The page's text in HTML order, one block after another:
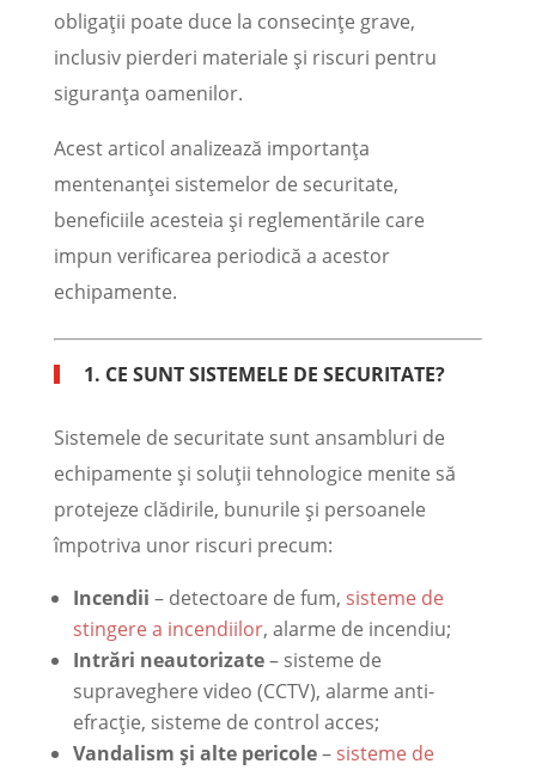
obligații poate duce la consecințe grave,
inclusiv pierderi materiale și riscuri pentru
siguranța oamenilor.
Acest articol analizează importanța
mentenanței sistemelor de securitate,
beneficiile acesteia și reglementările care
impun verificarea periodică a acestor
echipamente.
1. CE SUNT SISTEMELE DE SECURITATE?
Sistemele de securitate sunt ansambluri de
echipamente și soluții tehnologice menite să
protejeze clădirile, bunurile și persoanele
împotriva unor riscuri precum:
Incendii – detectoare de fum, sisteme de
stingere a incendiilor, alarme de incendiu;
Intrări neautorizate– sisteme de
supraveghere video (CCTV), alarme anti-
efracție, sisteme de control acces;
Vandalism și alte pericole– sisteme de